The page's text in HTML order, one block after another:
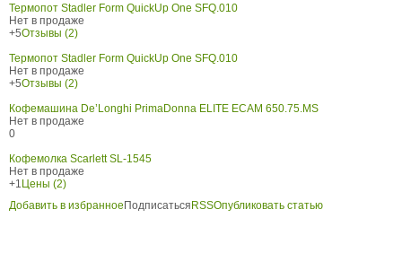
Термопот Stadler Form QuickUp One SFQ.010
Нет в продаже
+5Отзывы (2)
Термопот Stadler Form QuickUp One SFQ.010
Нет в продаже
+5Отзывы (2)
Кофемашина De’Longhi PrimaDonna ELITE ECAM 650.75.MS
Нет в продаже
0
Кофемолка Scarlett SL-1545
Нет в продаже
+1 Цены (2)
Добавить в избранноеПодписатьсяRSSОпубликовать статью